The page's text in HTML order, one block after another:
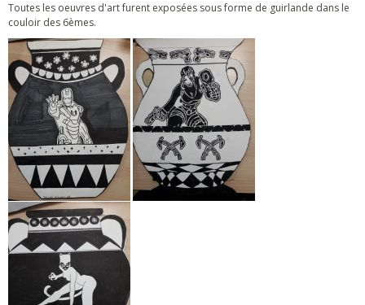
Toutes les oeuvres d'art furent exposées sous forme de guirlande dans le
couloir des 6èmes.